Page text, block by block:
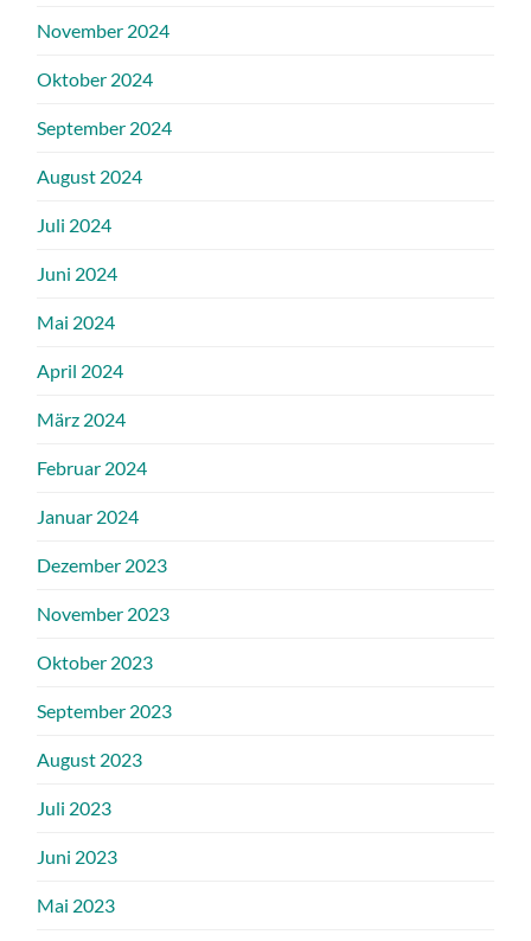
November 2024
Oktober 2024
September 2024
August 2024
Juli 2024
Juni 2024
Mai 2024
April 2024
März 2024
Februar 2024
Januar 2024
Dezember 2023
November 2023
Oktober 2023
September 2023
August 2023
Juli 2023
Juni 2023
Mai 2023